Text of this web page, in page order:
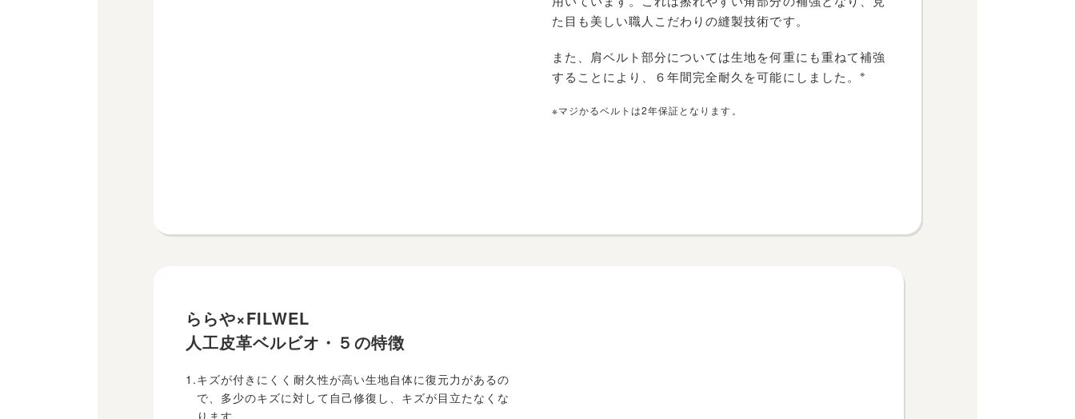
た目も美しい職人こだわりの縫製技術です。
また、肩ベルト部分については生地を何重にも重ねて補強
することにより、６年間完全耐久を可能にしました。
※
※マジかるベルトは2年保証となります。
ららや×FILWEL
人工皮革ベルビオ・５の特徴
1.キズが付きにくく耐久性が高い生地自体に復元力があるの
で、多少のキズに対して自己修復し、キズが目立たなくな
ります。